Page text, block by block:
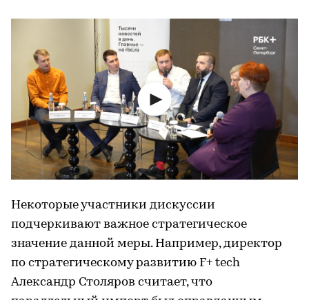
Некоторые участники дискуссии
подчеркивают важное стратегическое
значение данной меры. Например, директор
по стратегическому развитию F+ tech
Александр Столяров считает, что